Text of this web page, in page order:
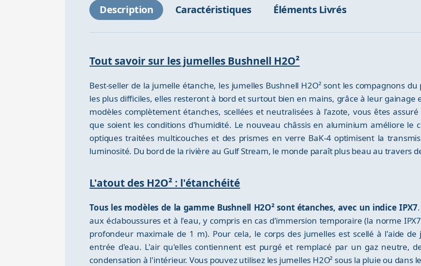
Description Caractéristiques Éléments Livrés
Tout savoir sur les jumelles Bushnell H2O²
Best-seller de la jumelle étanche, les jumelles Bushnell H2O² sont les compagnons
les plus difficiles, elles resteront à bord et surtout bien en mains, grâce à leur gainage
modèles complètement étanches, scellées et neutralisées à l'azote, vous êtes
que soient les conditions d'humidité. Le nouveau châssis en aluminium améliore le
optiques traitées multicouches et des prismes en verre BaK-4 optimisent la
luminosité. Du bord de la rivière au Gulf Stream, le monde paraît plus beau au travers
L'atout des H2O² : l'étanchéité
Tous les modèles de la gamme Bushnell H2O² sont étanches, avec un indice IPX7
aux éclaboussures et à l'eau, y compris en cas d'immersion temporaire (la norme
profondeur maximale de 1 m). Pour cela, le corps des jumelles est scellé à l'aide
entrée d'eau. L'air qu'elles contiennent est purgé et remplacé par un gaz neutre,
condensation à l'intérieur. Vous pouvez utilisez les jumelles H2O² sous la pluie ou dans